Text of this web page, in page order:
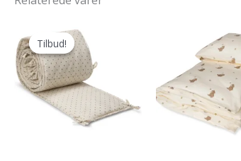
Tilbud!
Tilbud!